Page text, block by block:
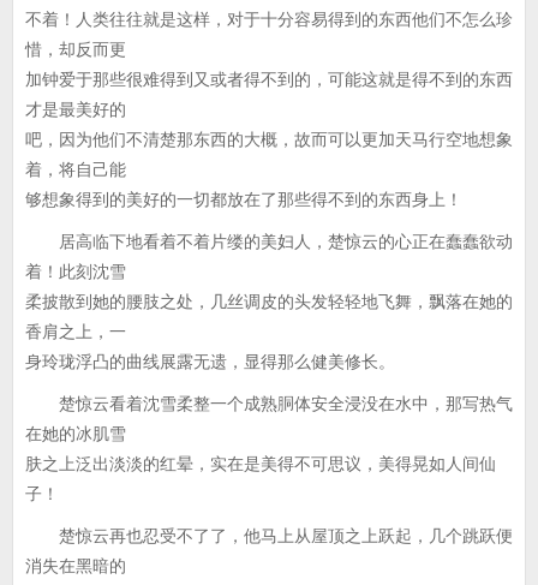
不着！人类往往就是这样，对于十分容易得到的东西他们不怎么珍
惜，却反而更
加钟爱于那些很难得到又或者得不到的，可能这就是得不到的东西
才是最美好的
吧，因为他们不清楚那东西的大概，故而可以更加天马行空地想象
着，将自己能
够想象得到的美好的一切都放在了那些得不到的东西身上！
居高临下地看着不着片缕的美妇人，楚惊云的心正在蠢蠢欲动
着！此刻沈雪
柔披散到她的腰肢之处，几丝调皮的头发轻轻地飞舞，飘落在她的
香肩之上，一
身玲珑浮凸的曲线展露无遗，显得那么健美修长。
楚惊云看着沈雪柔整一个成熟胴体安全浸没在水中，那写热气
在她的冰肌雪
肤之上泛出淡淡的红晕，实在是美得不可思议，美得晃如人间仙
子！
楚惊云再也忍受不了了，他马上从屋顶之上跃起，几个跳跃便
消失在黑暗的